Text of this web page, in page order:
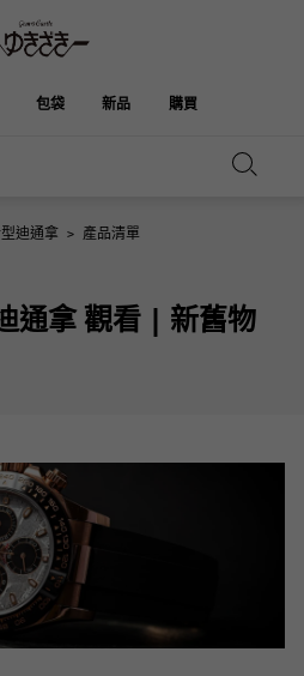
包袋 新品 購買
宇舶
Breguet
理查德·米勒
PANERAI
）
DOUBLE TOP
雙頂
）
全圈排鑽戒指
伊芙琳
馬仕包包
迪通拿 > 產品清單
通拿 觀看 | 新舊物